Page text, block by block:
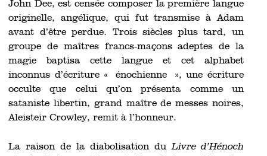
John Dee, est censée composer la première langue
originelle, angélique, qui fut transmise à Adam
avant d’être perdue. Trois siècles plus tard, un
groupe de maîtres francs-maçons adeptes de la
magie baptisa cette langue et cet alphabet
inconnus d’écriture « énochienne », une écriture
occulte que celui qu’on présenta comme un
sataniste libertin, grand maître de messes noires,
Aleisteir Crowley, remit à l’honneur.
La raison de la diabolisation duLivre d’Hénoch